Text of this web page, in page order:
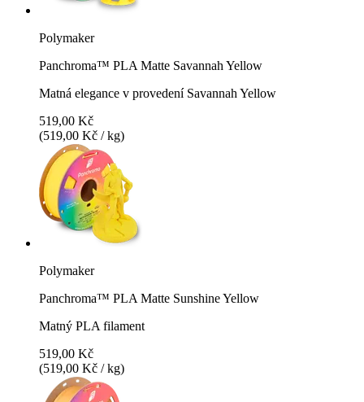
Polymaker
Panchroma™ PLA Matte Savannah Yellow
Matná elegance v provedení Savannah Yellow
519,00 Kč
(519,00 Kč / kg)
Polymaker
Panchroma™ PLA Matte Sunshine Yellow
Matný PLA filament
519,00 Kč
(519,00 Kč / kg)